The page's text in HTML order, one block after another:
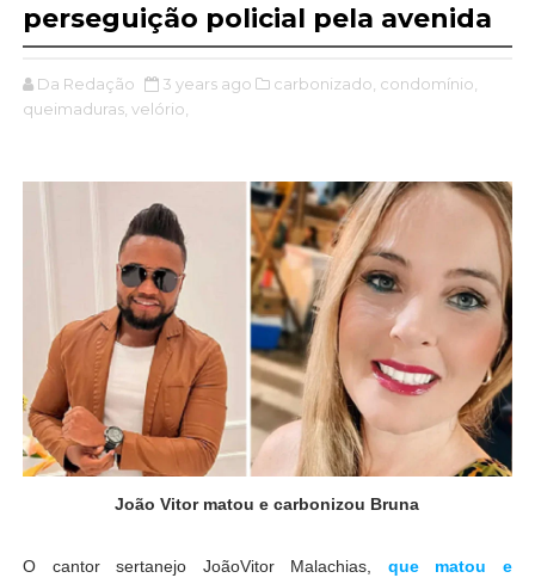
perseguição policial pela avenida
Da Redação 3 years ago carbonizado, condomínio,
queimaduras, velório,
João Vitor matou e carbonizou Bruna
O cantor sertanejo JoãoVitor Malachias, que matou e